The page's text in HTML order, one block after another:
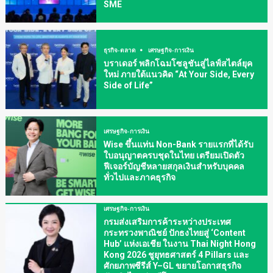
SME
ธุรกิจ-ตลาด เศรษฐกิจ-การเงิน
บราเดอร์ พลิกโฉมโซลูชันสู่ไลฟ์สไตล์ยุค
ใหม่ ภายใต้แนวคิด “At Your Side, Every
Side of Life”
เศรษฐกิจ-การเงิน
Wise ขึ้นแท่น Non-Bank รายแรกที่ได้รับ
ใบอนุญาตครบชุดในไทย เตรียมเปิดตัว
ฟีเจอร์บัญชีหลายสกุลเงินสำหรับบุคคล
ทั่วไปและภาคธุรกิจ
เศรษฐกิจ-การเงิน
กรมส่งเสริมการค้าระหว่างประเทศ
กระทรวงพาณิชย์ ปักธงไทยสู่ ‘Content
Hub’ แห่งเอเชีย ในงาน Thai Night Hong
Kong 2026 ชูยุทธศาสตร์ 4 Pillars และ
ศักยภาพซีรีส์ Y–GL ขยายโอกาสธุรกิจ